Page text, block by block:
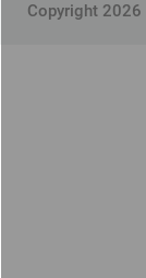
Copyright 2026